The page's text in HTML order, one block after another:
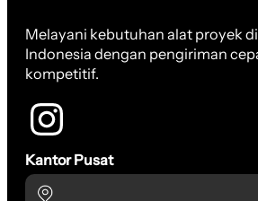
Melayani kebutuhan alat proyek
Indonesia dengan pengiriman
kompetitif.
Kantor Pusat